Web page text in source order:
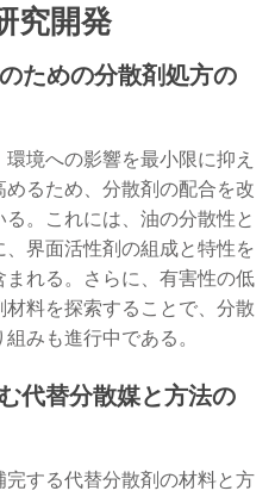
究開発
ための分散剤処方の
境への影響を最小限に抑え
るため、分散剤の配合を改
。これには、油の分散性と
界面活性剤の組成と特性を
れる。さらに、有害性の低
料を探索することで、分散
みも進行中である。
代替分散媒と方法の
する代替分散剤の材料と方